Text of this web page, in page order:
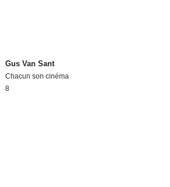
Gus Van Sant
Chacun son cinéma
8